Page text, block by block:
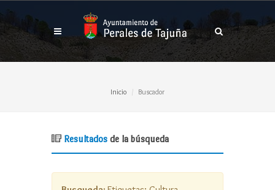
Inicio Buscador
Resultados de la búsqueda